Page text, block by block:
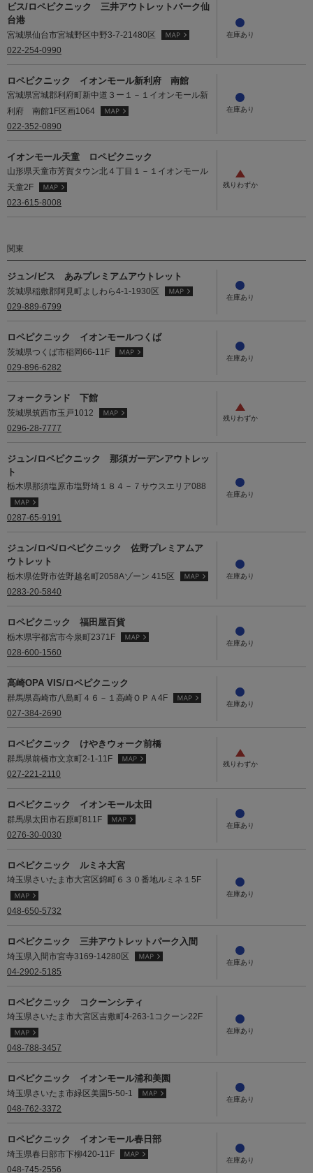
ビス/ロペピクニック 三井アウトレットパーク仙
台港
宮城県仙台市宮城野区中野3-7-21480区
022-254-0990
ロペピクニック イオンモール新利府 南館
宮城県宮城郡利府町新中道３ー１－１イオンモール新
利府 南館1F区画1064
022-352-0890
イオンモール天童 ロペピクニック
山形県天童市芳賀タウン北４丁目１－１イオンモール
天童2F
023-615-8008
関東
ジュン/ビス あみプレミアムアウトレット
茨城県稲敷郡阿見町よしわら4-1-1930区
029-889-6799
ロペピクニック イオンモールつくば
茨城県つくば市稲岡66-11F
029-896-6282
フォークランド 下館
茨城県筑西市玉戸1012
0296-28-7777
ジュン/ロペピクニック 那須ガーデンアウトレッ
ト
栃木県那須塩原市塩野埼１８４－７サウスエリア088
0287-65-9191
ジュン/ロペ/ロペピクニック 佐野プレミアムア
ウトレット
栃木県佐野市佐野越名町2058Aゾーン 415区
0283-20-5840
ロペピクニック 福田屋百貨
栃木県宇都宮市今泉町2371F
028-600-1560
高崎OPA VIS/ロペピクニック
群馬県高崎市八島町４６－１高崎ＯＰＡ4F
027-384-2690
ロペピクニック けやきウォーク前橋
群馬県前橋市文京町2-1-11F
027-221-2110
ロペピクニック イオンモール太田
群馬県太田市石原町811F
0276-30-0030
ロペピクニック ルミネ大宮
埼玉県さいたま市大宮区錦町６３０番地ルミネ１5F
048-650-5732
ロペピクニック 三井アウトレットパーク入間
埼玉県入間市宮寺3169-14280区
04-2902-5185
ロペピクニック コクーンシティ
埼玉県さいたま市大宮区吉敷町4-263-1コクーン22F
048-788-3457
ロペピクニック イオンモール浦和美園
埼玉県さいたま市緑区美園5-50-1
048-762-3372
ロペピクニック イオンモール春日部
埼玉県春日部市下柳420-11F
048-745-2556